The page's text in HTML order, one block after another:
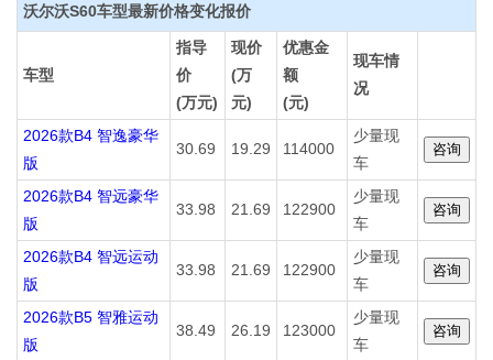
沃尔沃S60车型最新价格变化报价
车型
指导
价
(万元)
现价
(万
元)
优惠金
额
(元)
现车情
况
2026款B4 智逸豪华
版
30.69 19.29 114000
少量现
车
2026款B4 智远豪华
版
33.98 21.69 122900
少量现
车
2026款B4 智远运动
版
33.98 21.69 122900
少量现
车
2026款B5 智雅运动
版
38.49 26.19 123000
少量现
车